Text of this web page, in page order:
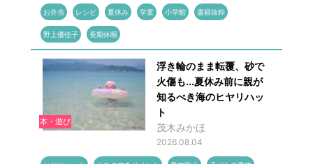
お弁当 レシピ 夏休み 学童 小学館 書籍抜粋
野上優佳子 長期休暇
本・遊び
浮き輪のまま転覆、砂で
火傷も...夏休み前に親が
知るべき海のヒヤリハッ
ト
茂木みかほ
2026.08.04